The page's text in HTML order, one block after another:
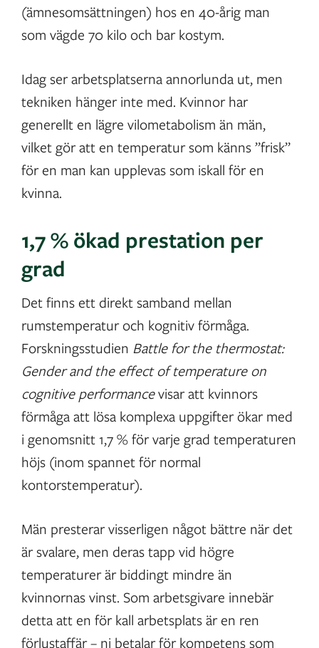
(ämnesomsättningen) hos en 40-årig man
som vägde 70 kilo och bar kostym.
Idag ser arbetsplatserna annorlunda ut, men
tekniken hänger inte med. Kvinnor har
generellt en lägre vilometabolism än män,
vilket gör att en temperatur som känns ”frisk”
för en man kan upplevas som iskall för en
kvinna.
1,7 % ökad prestation per
grad
Det finns ett direkt samband mellan
rumstemperatur och kognitiv förmåga.
Forskningsstudien Battle for the thermostat:
Gender and the effect of temperature on
cognitive performancevisar att kvinnors
förmåga att lösa komplexa uppgifter ökar med
i genomsnitt 1,7 % för varje grad temperaturen
höjs (inom spannet för normal
kontorstemperatur).
Män presterar visserligen något bättre när det
är svalare, men deras tapp vid högre
temperaturer är biddingt mindre än
kvinnornas vinst. Som arbetsgivare innebär
detta att en för kall arbetsplats är en ren
förlustaffär – ni betalar för kompetens som